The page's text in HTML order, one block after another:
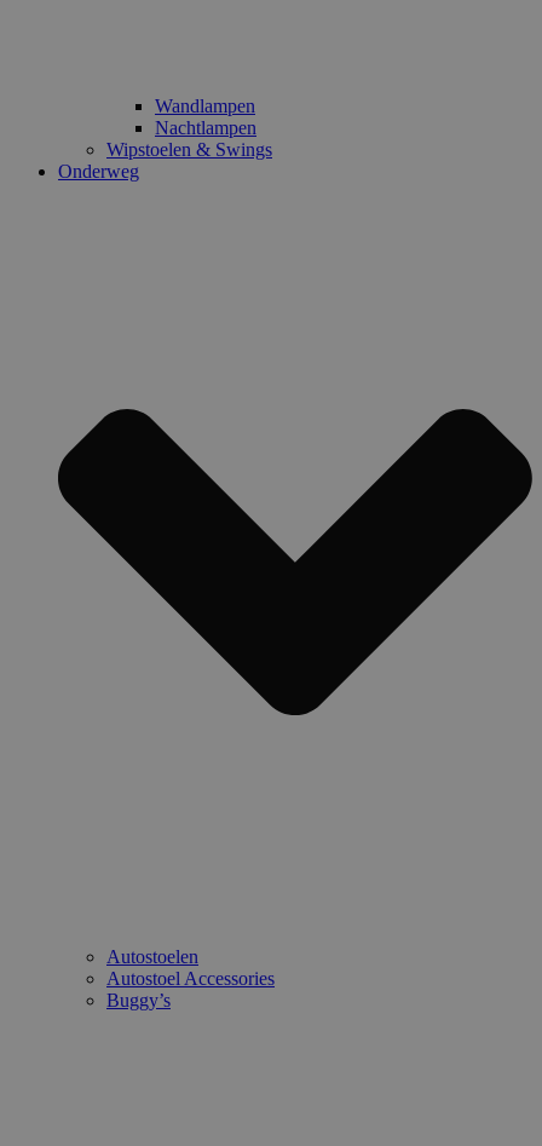
Wandlampen
Nachtlampen
Wipstoelen & Swings
Onderweg
Autostoelen
Autostoel Accessories
Buggy’s